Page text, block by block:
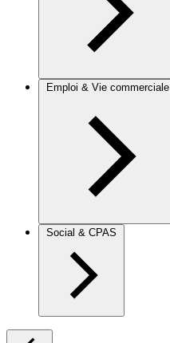
Emploi & Vie commerciale
Social & CPAS